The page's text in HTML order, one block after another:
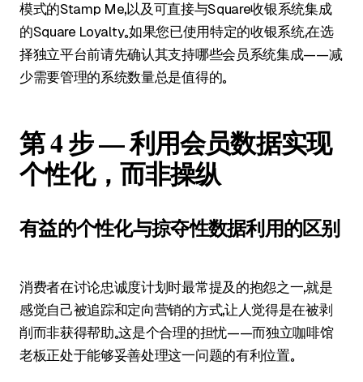
模式的Stamp Me，以及可直接与Square收银系统集成
的Square Loyalty。如果您已使用特定的收银系统，在选
择独立平台前请先确认其支持哪些会员系统集成——减
少需要管理的系统数量总是值得的。
第 4 步 — 利用会员数据实现
个性化，而非操纵
有益的个性化与掠夺性数据利用的区别
消费者在讨论忠诚度计划时最常提及的抱怨之一，就是
感觉自己被追踪和定向营销的方式，让人觉得是在被剥
削而非获得帮助。这是个合理的担忧——而独立咖啡馆
老板正处于能够妥善处理这一问题的有利位置。